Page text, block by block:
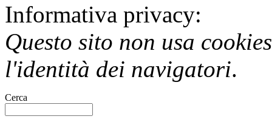
Informativa privacy:
Questo sito non usa
l'identità dei navigatori.
Cerca